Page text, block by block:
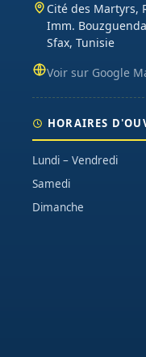
Cité des Martyrs,
Imm.
Sfax, Tunisie
Voir sur Google
HORAIRES
Lundi – Vendredi
Samedi
Dimanche